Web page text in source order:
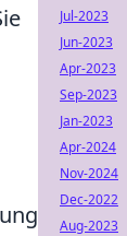
Jul-2023
Jun-2023
Apr-2023
Sep-2023
Jan-2023
Apr-2024
Nov-2024
Dec-2022
Aug-2023